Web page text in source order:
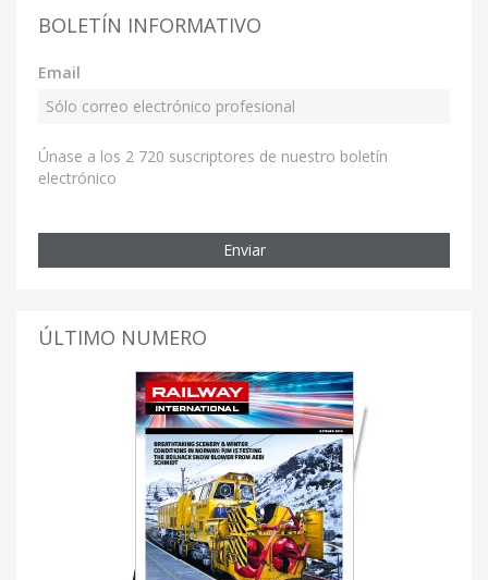
BOLETÍN INFORMATIVO
Email
Únase a los 2 720 suscriptores de nuestro boletín
electrónico
Enviar
ÚLTIMO NUMERO